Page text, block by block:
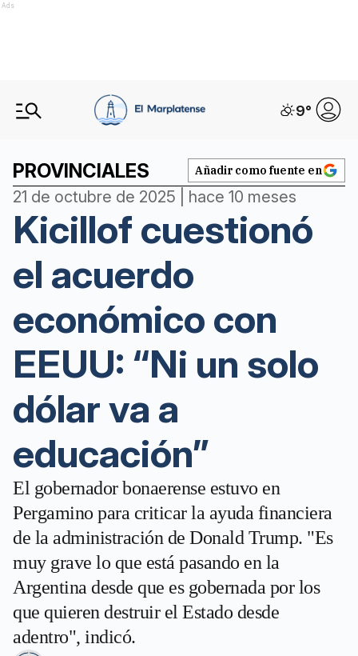
Ads
9°
PROVINCIALES Añadir como fuente en
21 de octubre de 2025 | hace 10 meses
Kicillof cuestionó
el acuerdo
económico con
EEUU: “Ni un solo
dólar va a
educación”
El gobernador bonaerense estuvo en
Pergamino para criticar la ayuda financiera
de la administración de Donald Trump. "Es
muy grave lo que está pasando en la
Argentina desde que es gobernada por los
que quieren destruir el Estado desde
adentro", indicó.